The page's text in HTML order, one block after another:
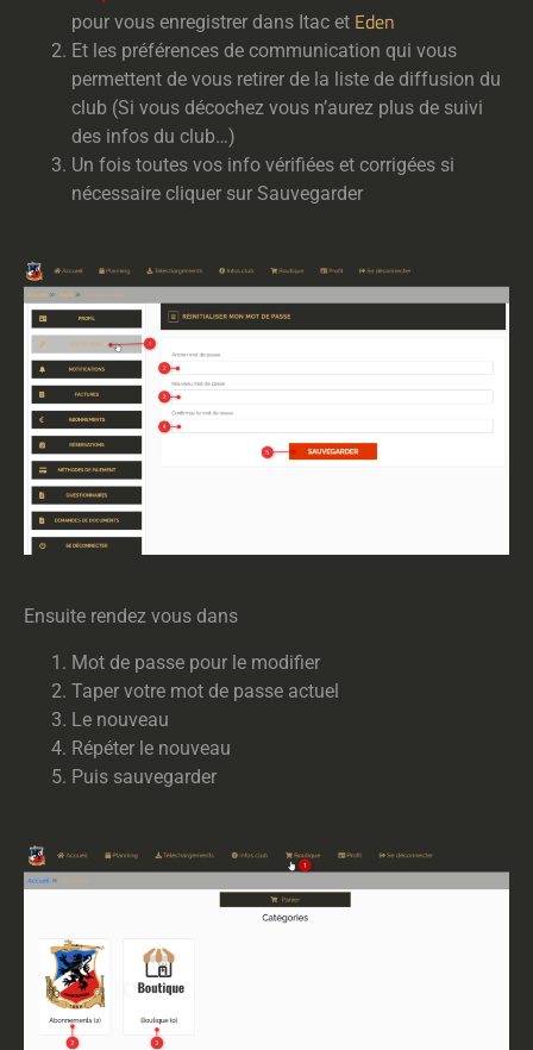
pour vous enregistrer dans Itac et Eden
Et les préférences de communication qui vous
permettent de vous retirer de la liste de diffusion du
club (Si vous décochez vous n’aurez plus de suivi
des infos du club…)
Un fois toutes vos info vérifiées et corrigées si
nécessaire cliquer sur Sauvegarder
Ensuite rendez vous dans
Mot de passe pour le modifier
Taper votre mot de passe actuel
Le nouveau
Répéter le nouveau
Puis sauvegarder